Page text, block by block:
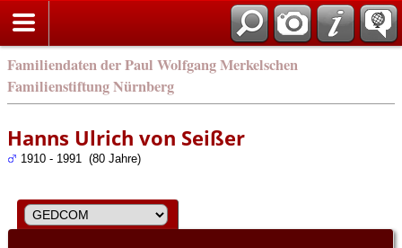
Familiendaten der Paul Wolfgang Merkelschen
Familienstiftung Nürnberg
Hanns Ulrich von Seißer
1910 - 1991 (80 Jahre)